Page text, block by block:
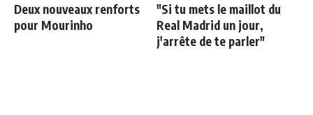
Deux nouveaux renforts
pour Mourinho
"Si tu mets le maillot du
Real Madrid un jour,
j'arrête de te parler"